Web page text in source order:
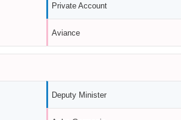
Private Account
Aviance
Deputy Minister